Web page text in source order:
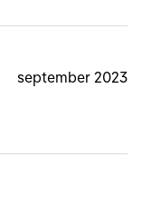
september 2023